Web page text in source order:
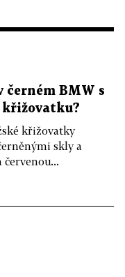
černém BMW s
křižovatku?
křižovatky
skly a